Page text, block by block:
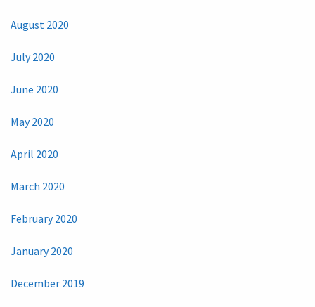
August 2020
July 2020
June 2020
May 2020
April 2020
March 2020
February 2020
January 2020
December 2019